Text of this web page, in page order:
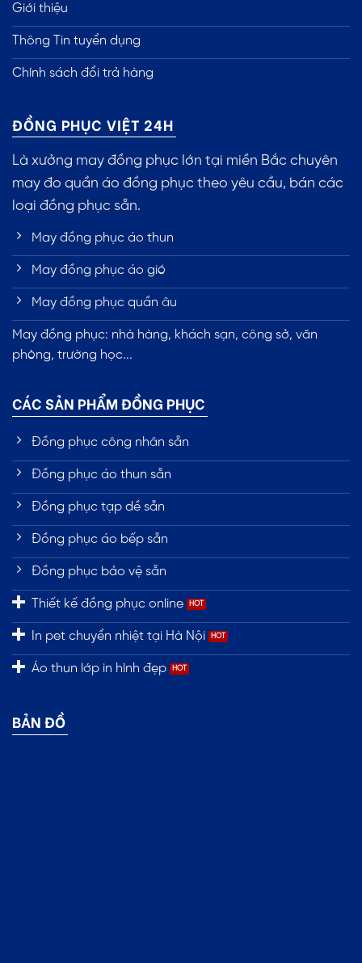
Giới thiệu
Thông Tin tuyển dụng
Chính sách đổi trả hàng
ĐỒNG PHỤC VIỆT 24H
Là xưởng may đồng phục lớn tại miền Bắc chuyên
may đo quần áo đồng phục theo yêu cầu, bán các
loại đồng phục sẵn.
May đồng phục áo thun
May đồng phục áo gió
May đồng phục quần âu
May đồng phục: nhà hàng, khách sạn, công sở, văn
phòng, trường học...
CÁC SẢN PHẨM ĐỒNG PHỤC
Đồng phục công nhân sẵn
Đồng phục áo thun sẵn
Đồng phục tạp dề sẵn
Đồng phục áo bếp sẵn
Đồng phục bảo vệ sẵn
Thiết kế đồng phục online
In pet chuyển nhiệt tại Hà Nội
Áo thun lớp in hình đẹp
BẢN ĐỒ